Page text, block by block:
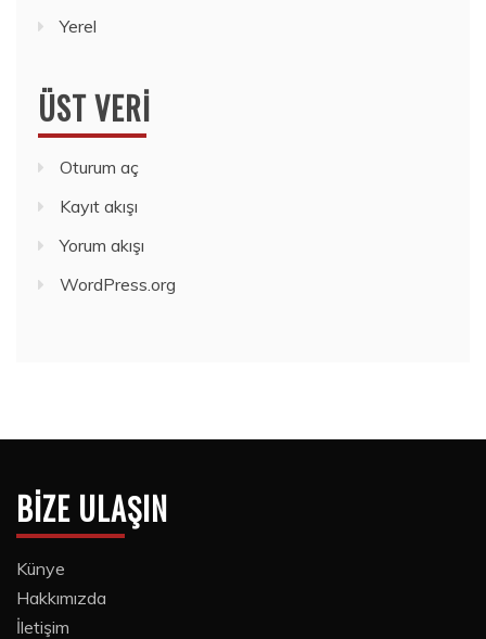
Yerel
ÜST VERI
Oturum aç
Kayıt akışı
Yorum akışı
WordPress.org
BIZE ULAŞIN
Künye
Hakkımızda
İletişim